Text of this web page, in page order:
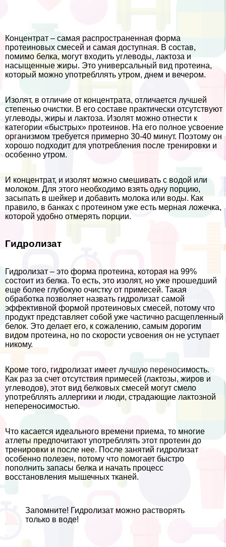
Концентрат – самая распространенная форма
протеиновых смесей и самая доступная. В состав,
помимо белка, могут входить углеводы, лактоза и
насыщенные жиры. Это универсальный вид протеина,
который можно употрeбллять утром, днем и вечером.
Изолят, в отличие от концентрата, отличается лучшей
степенью очистки. В его составе пpaктически отсутствуют
углеводы, жиры и лактоза. Изолят можно отнести к
категории «быстрых» протеинов. На его полное усвоение
организмом требуется примерно 30-40 минут. Поэтому он
хорошо подходит для употрeбления после тренировки и
особенно утром.
И концентрат, и изолят можно смешивать с водой или
молоком. Для этого необходимо взять одну порцию,
засыпать в шейкер и добавить молока или воды. Как
правило, в банках с протеином уже есть мерная ложечка,
которой удобно отмерять порции.
Гидролизат
Гидролизат – это форма протеина, которая на 99%
состоит из белка. То есть, это изолят, но уже прошедший
еще более глубокую очистку от примесей. Такая
обработка позволяет назвать гидролизат самой
эффективной формой протеиновых смесей, потому что
продукт представляет собой уже частично расщепленный
белок. Это делает его, к сожалению, самым дорогим
видом протеина, но по скорости усвоения он не уступает
никому.
Кроме того, гидролизат имеет лучшую переносимость.
Как раз за счет отсутствия примесей (лактозы, жиров и
углеводов), этот вид белковых смесей могут смело
употрeбллять аллергики и люди, страдающие лактозной
непереносимостью.
Что касается идеального времени приема, то многие
атлеты предпочитают употрeбллять этот протеин до
тренировки и после нее. После занятий гидролизат
особенно полезен, потому что помогает быстро
пополнить запасы белка и начать процесс
восстановления мышечных тканей.
Запомните! Гидролизат можно растворять
только в воде!